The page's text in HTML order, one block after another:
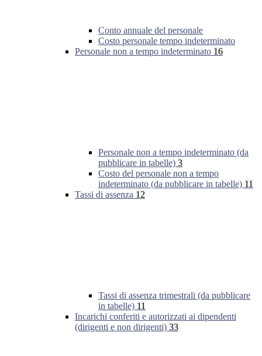
Conto annuale del personale
Costo personale tempo indeterminato
Personale non a tempo indeterminato 16
Personale non a tempo indeterminato (da
pubblicare in tabelle) 3
Costo del personale non a tempo
indeterminato (da pubblicare in tabelle) 11
Tassi di assenza 12
Tassi di assenza trimestrali (da pubblicare
in tabelle) 11
Incarichi conferiti e autorizzati ai dipendenti
(dirigenti e non dirigenti) 33